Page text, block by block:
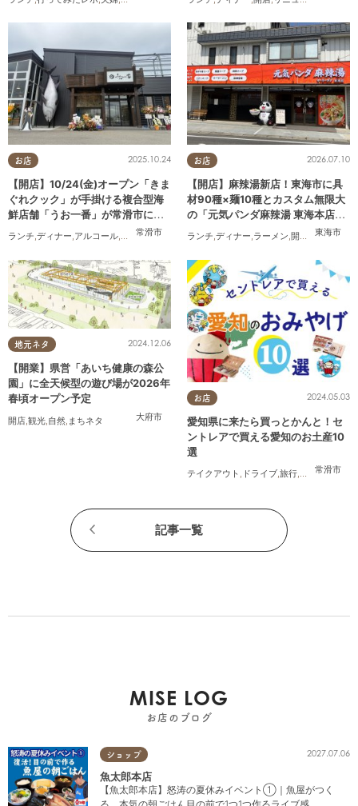
お店
常滑市
2025.10.24
【開店】10/24(金)オープン「きま
ぐれクック」が手掛ける複合型海
鮮店舗「うお一番」が常滑市に誕
ランチ,ディナー,アルコール,開店,まちネタ
お店
東海市
2026.07.10
【開店】麻辣湯新店！東海市に具
材90種×麺10種とカスタム無限大
の「元気パンダ麻辣湯 東海本店」
ランチ,ディナー,ラーメン,開店 夫婦,カッ
地元ネタ
大府市
2024.12.06
【開業】県営「あいち健康の森公
園」に全天候型の遊び場が2026年
春頃オープン予定
開店,観光,自然, まちネタ
お店
常滑市
2024.05.03
愛知県に来たら買っとかんと！セ
ントレアで買える愛知のお土産10
選
テイクアウト , ドライブ,旅行,観光,家族,
記事一覧
MISE LOG
お店のブログ
ショップ 2027.07.06
魚太郎本店
【魚太郎本店】怒涛の夏休みイベント①｜魚屋がつく